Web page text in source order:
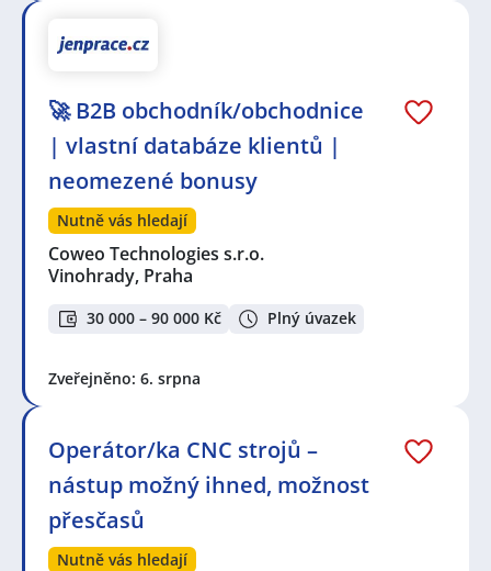
🚀 B2B obchodník/obchodnice
| vlastní databáze klientů |
neomezené bonusy
Nutně vás hledají
Coweo Technologies s.r.o.
Vinohrady, Praha
30 000 – 90 000 Kč Plný úvazek
Zveřejněno: 6. srpna
Operátor/ka CNC strojů –
nástup možný ihned, možnost
přesčasů
Nutně vás hledají